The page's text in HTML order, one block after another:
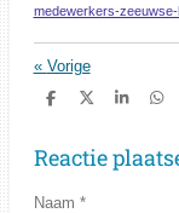
medewerkers-
« Vorige
D
n
D
l
S
r
e
D
e
n
Reactie
Naam *